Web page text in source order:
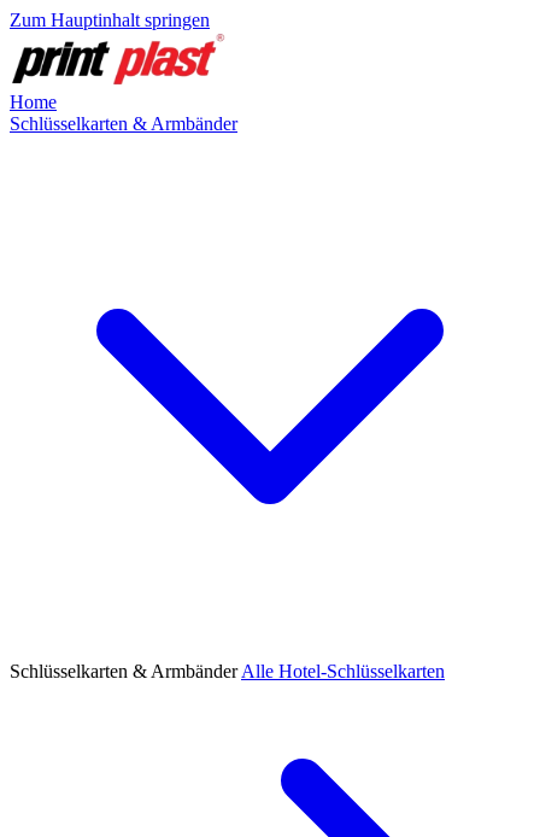
Zum Hauptinhalt springen
Home
Schlüsselkarten & Armbänder
Schlüsselkarten & ArmbänderAlle Hotel-Schlüsselkarten